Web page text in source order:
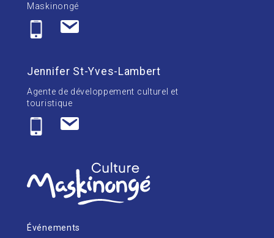
Maskinongé
Jennifer St-Yves-Lambert
Agente de développement culturel et
touristique
Événements